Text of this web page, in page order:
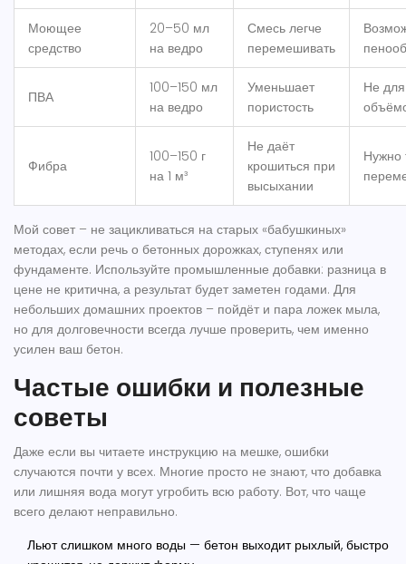
Моющее
средство
20–50 мл
на ведро
Смесь легче
перемешивать
ПВА
100–150 мл
на ведро
Уменьшает
пористость
Не
Фибра
100–150 г
на 1 м³
Не даёт
крошиться при
высыхании
Нужно
Мой совет – не зацикливаться на старых «бабушкиных»
методах, если речь о бетонных дорожках, ступенях или
фундаменте. Используйте промышленные добавки: разница в
цене не критична, а результат будет заметен годами. Для
небольших домашних проектов – пойдёт и пара ложек мыла,
но для долговечности всегда лучше проверить, чем именно
усилен ваш бетон.
Частые ошибки и полезные
советы
Даже если вы читаете инструкцию на мешке, ошибки
случаются почти у всех. Многие просто не знают, что добавка
или лишняя вода могут угробить всю работу. Вот, что чаще
всего делают неправильно.
Льют слишком много воды — бетон выходит рыхлый, быстро